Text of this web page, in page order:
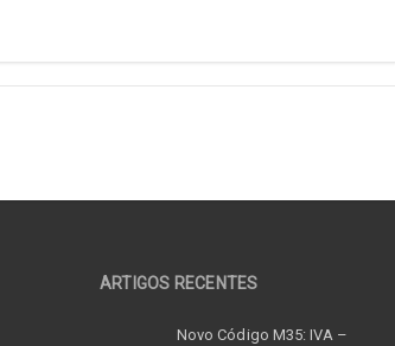
ARTIGOS RECENTES
Novo Código M35: IVA –